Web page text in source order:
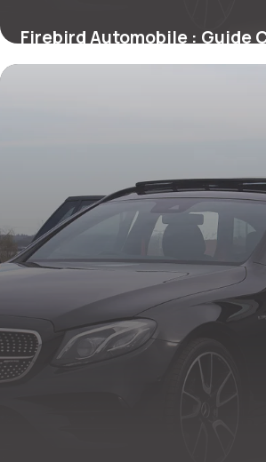
Firebird Automobile : Guide
Prix